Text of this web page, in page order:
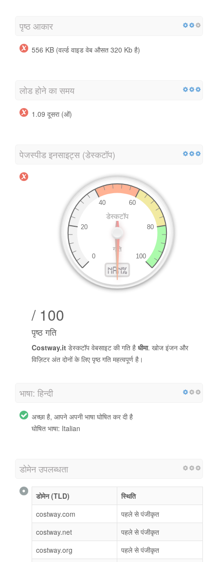
पृष्ठ आकार
556 KB (वर्ल्ड वाइड वेब औसत 320 Kb है)
लोड होने का समय
1.09 दूसरा (ओं)
पेजस्पीड इनसाइट्स (डेस्कटॉप)
/ 100
पृष्ठ गति
Costway.it डेस्कटॉप वेबसाइट की गति है धीमा. खोज इंजन और
विज़िटर अंत दोनों के लिए पृष्ठ गति महत्वपूर्ण है।
भाषा: हिन्दी
अच्छा है, आपने अपनी भाषा घोषित कर दी है
घोषित भाषा: Italian
डोमेन उपलब्धता
डोमेन (TLD)
स्थिति
costway.com
पहले से पंजीकृत
costway.net
पहले से पंजीकृत
costway.org
पहले से पंजीकृत